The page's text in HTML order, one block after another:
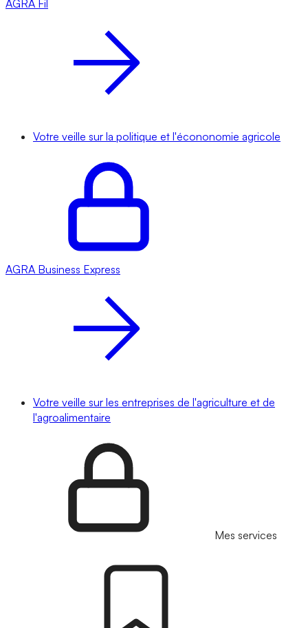
AGRA Fil
Votre veille sur la politique et l'écononomie agricole
AGRA Business Express
Votre veille sur les entreprises de l'agriculture et de
l'agroalimentaire
Mes services